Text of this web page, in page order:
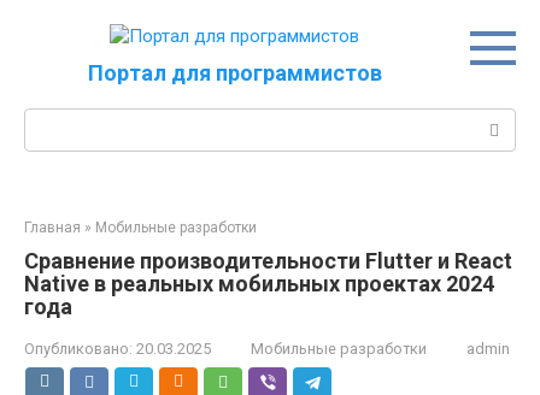
Портал для программистов
Главная » Мобильные разработки
Сравнение производительности Flutter и React
Native в реальных мобильных проектах 2024
года
Опубликовано: 20.03.2025 Мобильные разработки admin